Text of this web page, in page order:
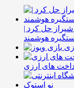
حل کرد |
هوشمند
های ارزی